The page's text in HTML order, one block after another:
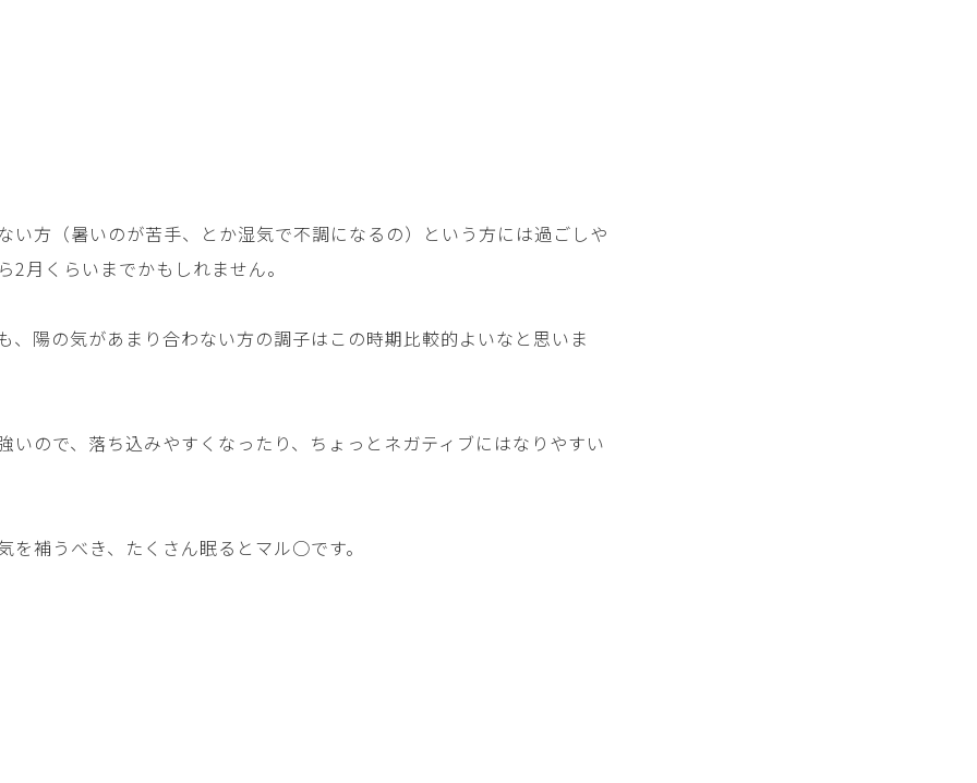
い方（暑いのが苦手、とか湿気で不調になるの）という方には過ごしや
2月くらいまでかもしれません。
、陽の気があまり合わない方の調子はこの時期比較的よいなと思いま
いので、落ち込みやすくなったり、ちょっとネガティブにはなりやすい
を補うべき、たくさん眠るとマル○です。